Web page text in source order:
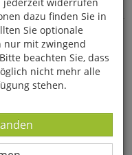
Fallbeispiel vom
dazu finden Sie in
Sie optionale
nur mit zwingend
beachten Sie, dass
nicht mehr alle
stehen.
-